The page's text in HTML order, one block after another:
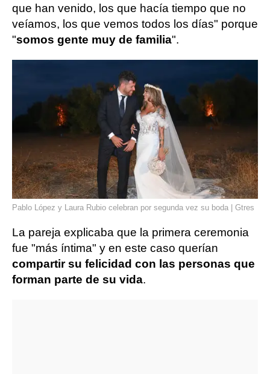
que han venido, los que hacía tiempo que no
veíamos, los que vemos todos los días" porque
"somos gente muy de familia".
Pablo López y Laura Rubio celebran por segunda vez su boda | Gtres
La pareja explicaba que la primera ceremonia
fue "más íntima" y en este caso querían
compartir su felicidad con las personas que
forman parte de su vida.